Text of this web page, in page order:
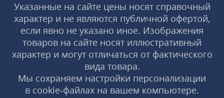
Указанные на сайте цены носят справочный
характер и не являются публичной офертой,
если явно не указано иное. Изображения
товаров на сайте носят иллюстративный
характер и могут отличаться от фактического
вида товара.
Мы сохраняем настройки персонализации
в cookie‑файлах на вашем компьютере.